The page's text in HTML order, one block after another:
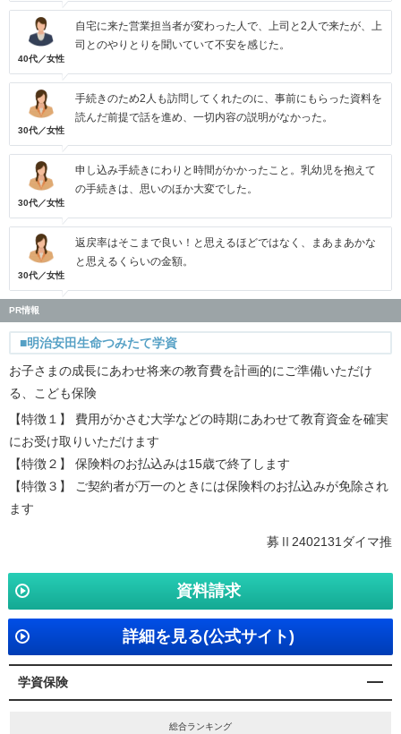
40代／女性
自宅に来た営業担当者が変わった人で、上司と2人で来たが、上
司とのやりとりを聞いていて不安を感じた。
30代／女性
手続きのため2人も訪問してくれたのに、事前にもらった資料を
読んだ前提で話を進め、一切内容の説明がなかった。
30代／女性
申し込み手続きにわりと時間がかかったこと。乳幼児を抱えて
の手続きは、思いのほか大変でした。
30代／女性
返戻率はそこまで良い！と思えるほどではなく、まあまあかな
と思えるくらいの金額。
PR情報
■明治安田生命つみたて学資
お子さまの成長にあわせ将来の教育費を計画的にご準備いただけ
る、こども保険
【特徴１】 費用がかさむ大学などの時期にあわせて教育資金を確実
にお受け取りいただけます
【特徴２】 保険料のお払込みは15歳で終了します
【特徴３】 ご契約者が万一のときには保険料のお払込みが免除され
ます
募Ⅱ2402131ダイマ推
資料請求
詳細を見る(公式サイト)
学資保険
総合ランキング